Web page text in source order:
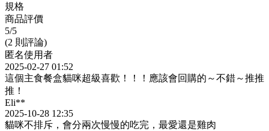
規格
商品評價
5/5
(2 則評論)
匿名使用者
2025-02-27 01:52
這個主食餐盒貓咪超級喜歡！！！應該會回購的～不錯～推推
推！
Eli**
2025-10-28 12:35
貓咪不排斥，會分兩次慢慢的吃完，最愛還是雞肉